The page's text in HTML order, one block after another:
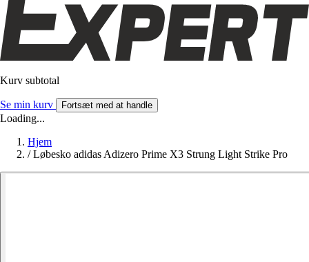
Kurv subtotal
Se min kurv Fortsæt med at handle
Loading...
Hjem
/ Løbesko adidas Adizero Prime X3 Strung Light Strike Pro